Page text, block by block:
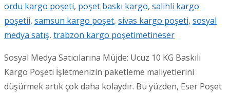
ordu kargo poşeti, poşet baskı kargo, salihli kargo
poşetii, samsun kargo poşet, sivas kargo poşeti, sosyal
medya satış, trabzon kargo poşetimetineser
Sosyal Medya Satıcılarına Müjde: Ucuz 10 KG Baskılı
Kargo Poşeti İşletmenizin paketleme maliyetlerini
düşürmek artık çok daha kolaydır. Bu yüzden, Eser Poşet